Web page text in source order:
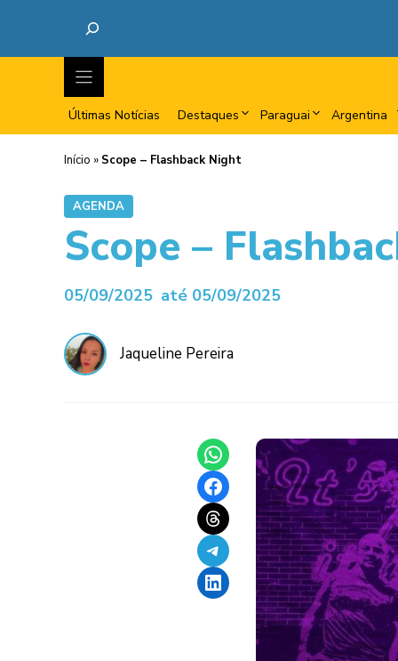
Últimas Notícias Destaques Paraguai Argentina
Início » Scope – Flashback Night
AGENDA
Scope –
05/09/2025 até 05/09/2025
Jaqueline Pereira
Share on WhatsApp
Share on Facebook
Share on Threads
Share on Telegram
Share on LinkedIn